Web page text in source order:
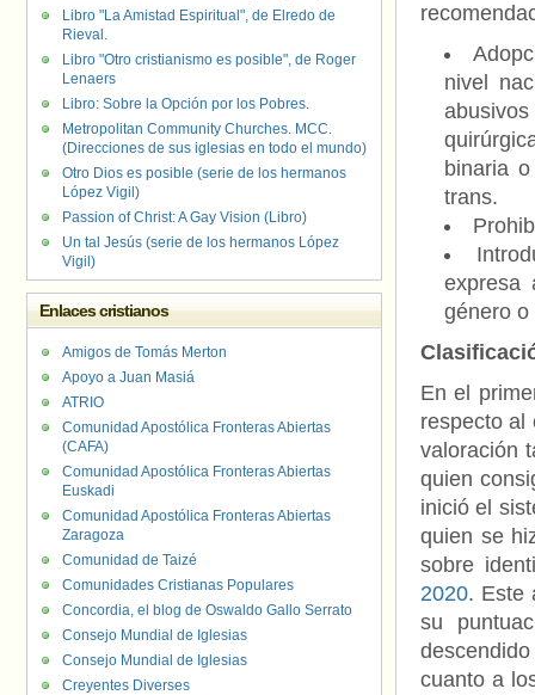
nivel
binaria
trans.
expresa
género
En el
respecto al
valoración
quien
inició el
quien se
sobre
2020. Este
su
cuanto a
Libro "La Amistad Espiritual", de Elredo de
Rieval.
Libro "Otro cristianismo es posible", de Roger
Lenaers
Libro: Sobre la Opción por los Pobres.
Metropolitan Community Churches. MCC.
(Direcciones de sus iglesias en todo el mundo)
Otro Dios es posible (serie de los hermanos
López Vigil)
Passion of Christ: A Gay Vision (Libro)
Un tal Jesús (serie de los hermanos López
Vigil)
Enlaces cristianos
Amigos de Tomás Merton
Apoyo a Juan Masiá
ATRIO
Comunidad Apostólica Fronteras Abiertas
(CAFA)
Comunidad Apostólica Fronteras Abiertas
Euskadi
Comunidad Apostólica Fronteras Abiertas
Zaragoza
Comunidad de Taizé
Comunidades Cristianas Populares
Concordia, el blog de Oswaldo Gallo Serrato
Consejo Mundial de Iglesias
Consejo Mundial de Iglesias
Creyentes Diverses